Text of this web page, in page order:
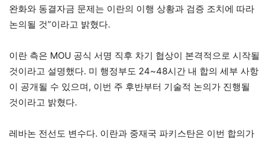
완화와 동결자금 문제는 이란의 이행 상황과 검증 조치에 따라
논의될 것”이라고 밝혔다.
이란 측은 MOU 공식 서명 직후 차기 협상이 본격적으로 시작될
것이라고 설명했다. 미 행정부도 24~48시간 내 합의 세부 사항
이 공개될 수 있으며, 이번 주 후반부터 기술적 논의가 진행될
것이라고 밝혔다.
레바논 전선도 변수다. 이란과 중재국 파키스탄은 이번 합의가